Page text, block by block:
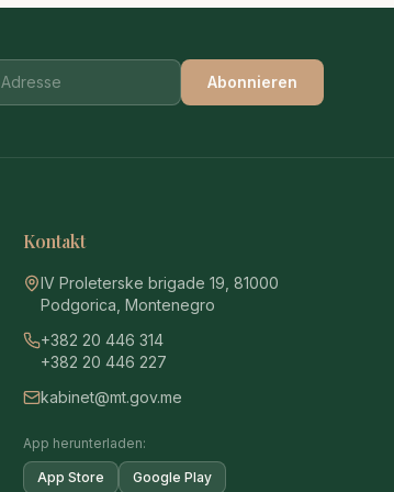
Abonnieren
Kontakt
IV Proleterske brigade 19, 81000
Podgorica, Montenegro
+382 20 446 314
+382 20 446 227
kabinet@mt.gov.me
App herunterladen:
App Store Google Play